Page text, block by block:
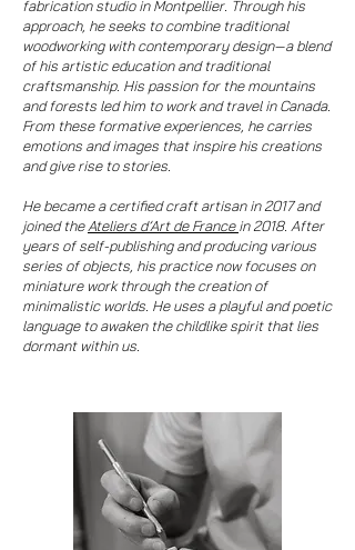
fabrication studio in Montpellier. Through his
approach, he seeks to combine traditional
woodworking with contemporary design—a blend
of his artistic education and traditional
craftsmanship. His passion for the mountains
and forests led him to work and travel in Canada.
From these formative experiences, he carries
emotions and images that inspire his creations
and give rise to stories.
He became a certified craft artisan in 2017 and
joined theAteliers d’Art de Francein 2018. After
years of self-publishing and producing various
series of objects, his practice now focuses on
miniature work through the creation of
minimalistic worlds. He uses a playful and poetic
language to awaken the childlike spirit that lies
dormant within us.